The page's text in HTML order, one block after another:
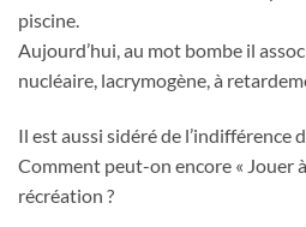
piscine.
Aujourd’hui, au mot bombe il
nucléaire, lacrymogène, à
Il est aussi sidéré de l’indifférence
Comment peut-on encore « Jouer
récréation ?